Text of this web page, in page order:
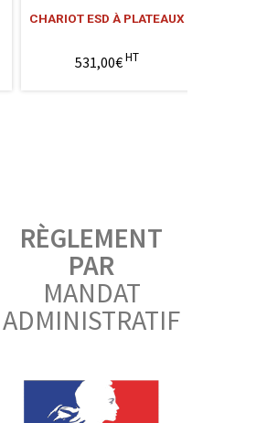
CHARIOT ESD À PLATEAUX
531,00€HT
RÈGLEMENT
PAR
MANDAT
ADMINISTRATIF